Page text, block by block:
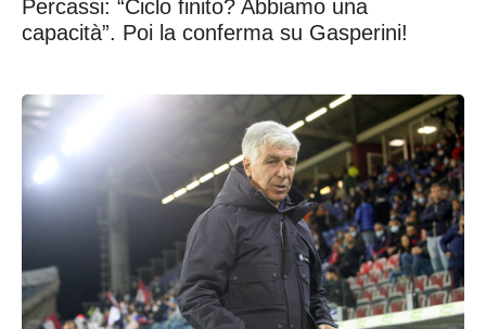
Percassi: “Ciclo finito? Abbiamo una
capacità”. Poi la conferma su Gasperini!